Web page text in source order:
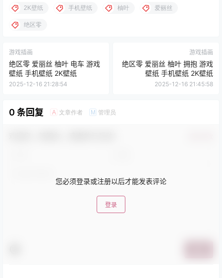
2K壁纸 手机壁纸 柚叶 爱丽丝
绝区零
游戏插画
绝区零 爱丽丝 柚叶 电车 游戏
壁纸 手机壁纸 2K壁纸
2025-12-16 21:28:54
游戏插画
绝区零 爱丽丝 柚叶 拥抱 游戏
壁纸 手机壁纸 2K壁纸
2025-12-16 21:45:58
0 条回复 A 文章作者 M 管理员
您必须登录或注册以后才能发表评论
登录